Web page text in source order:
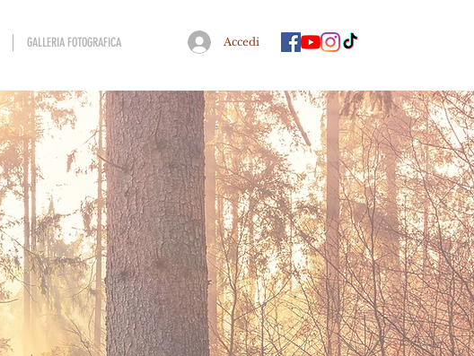
GALLERIA FOTOGRAFICA Accedi